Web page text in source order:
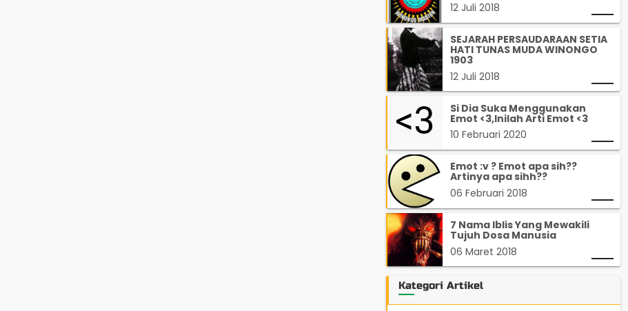
12 Juli 2018
SEJARAH PERSAUDARAAN SETIA
HATI TUNAS MUDA WINONGO
1903
12 Juli 2018
Si Dia Suka Menggunakan
Emot <3,Inilah Arti Emot <3
10 Februari 2020
Emot :v ? Emot apa sih??
Artinya apa sihh??
06 Februari 2018
7 Nama Iblis Yang Mewakili
Tujuh Dosa Manusia
06 Maret 2018
Kategori Artikel